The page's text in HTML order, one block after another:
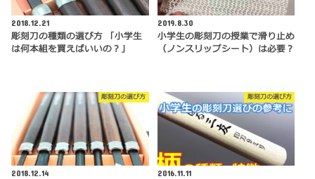
2018.12.21
彫刻刀の種類の選び方 「小学生
は何本組を買えばいいの？」
2019.8.30
小学生の彫刻刀の授業で滑り止め
（ノンスリップシート）は必要？
彫刻刀の選び方
2018.12.14
彫刻刀の選び方
2016.11.11